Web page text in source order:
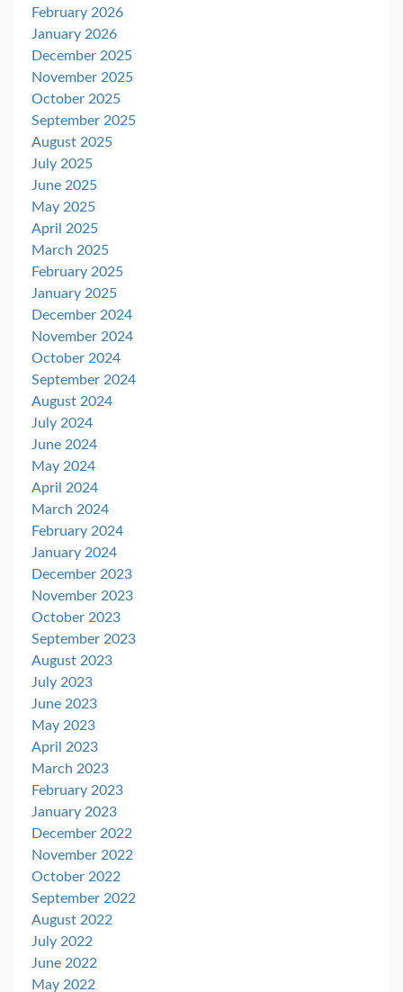
February 2026
January 2026
December 2025
November 2025
October 2025
September 2025
August 2025
July 2025
June 2025
May 2025
April 2025
March 2025
February 2025
January 2025
December 2024
November 2024
October 2024
September 2024
August 2024
July 2024
June 2024
May 2024
April 2024
March 2024
February 2024
January 2024
December 2023
November 2023
October 2023
September 2023
August 2023
July 2023
June 2023
May 2023
April 2023
March 2023
February 2023
January 2023
December 2022
November 2022
October 2022
September 2022
August 2022
July 2022
June 2022
May 2022